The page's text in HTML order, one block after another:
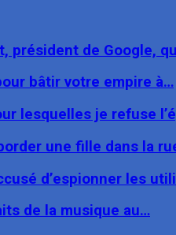
président de Google,
bâtir votre empire à…
lesquelles je refuse
une fille dans la
d’espionner les
de la musique au…